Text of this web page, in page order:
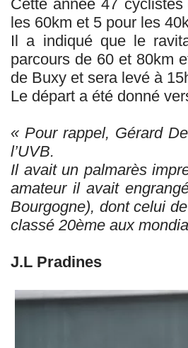
Cette année 47
les 60km et 5 pour les
Il a indiqué que le
parcours de 60 et 80km
de Buxy et sera levé à
Le départ a été donné
« Pour rappel, Gérard
l’UVB.
Il avait un palmarès
amateur il avait
Bourgogne), dont celui
classé 20ème aux
J.L Pradines